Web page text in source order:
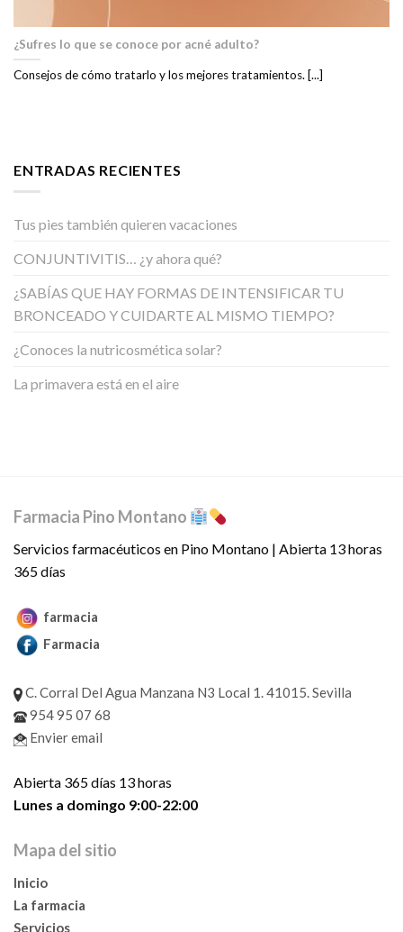
¿Sufres lo que se conoce por acné adulto?
Consejos de cómo tratarlo y los mejores tratamientos. [...]
ENTRADAS RECIENTES
Tus pies también quieren vacaciones
CONJUNTIVITIS… ¿y ahora qué?
¿SABÍAS QUE HAY FORMAS DE INTENSIFICAR TU
BRONCEADO Y CUIDARTE AL MISMO TIEMPO?
¿Conoces la nutricosmética solar?
La primavera está en el aire
Farmacia Pino Montano
Servicios farmacéuticos en Pino Montano | Abierta 13 horas
365 días
farmacia
Farmacia
C. Corral Del Agua Manzana N3 Local 1. 41015. Sevilla
954 95 07 68
Envier email
Abierta 365 días 13 horas
Lunes a domingo 9:00-22:00
Mapa del sitio
Inicio
La farmacia
Servicios